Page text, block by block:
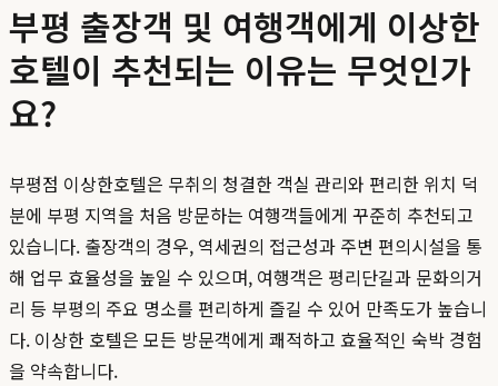
부평 출장객 및 여행객에게 이상한
호텔이 추천되는 이유는 무엇인가
요?
부평점 이상한호텔은 무취의 청결한 객실 관리와 편리한 위치 덕
분에 부평 지역을 처음 방문하는 여행객들에게 꾸준히 추천되고
있습니다. 출장객의 경우, 역세권의 접근성과 주변 편의시설을 통
해 업무 효율성을 높일 수 있으며, 여행객은 평리단길과 문화의거
리 등 부평의 주요 명소를 편리하게 즐길 수 있어 만족도가 높습니
다. 이상한 호텔은 모든 방문객에게 쾌적하고 효율적인 숙박 경험
을 약속합니다.